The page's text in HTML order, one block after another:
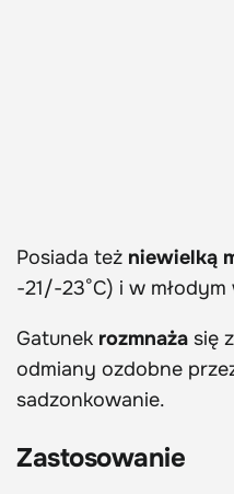
Posiada też niewielką
-21/-23°C) i w
Gatunek rozmnaża się
odmiany ozdobne
sadzonkowanie.
Zastosowanie